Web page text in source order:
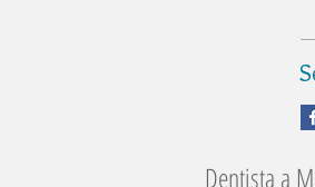
Dentista a